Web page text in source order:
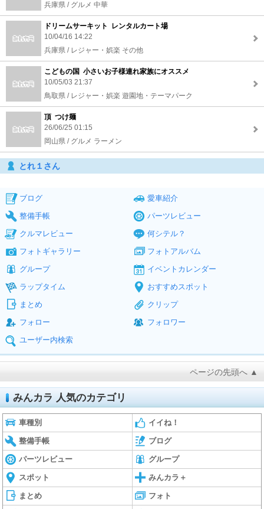
兵庫県 / グルメ 中華
ドリームサーキット レンタルカート場
10/04/16 14:22
兵庫県 / レジャー・娯楽 その他
こどもの国 小さいお子様連れ家族にオススメ
10/05/03 21:37
鳥取県 / レジャー・娯楽 遊園地・テーマパーク
頂 つけ麺
26/06/25 01:15
岡山県 / グルメ ラーメン
とれ１さん
ブログ
愛車紹介
整備手帳
パーツレビュー
クルマレビュー
何シテル？
フォトギャラリー
フォトアルバム
グループ
イベントカレンダー
ラップタイム
おすすめスポット
まとめ
クリップ
フォロー
フォロワー
ユーザー内検索
ページの先頭へ ▲
みんカラ 人気のカテゴリ
車種別 イイね！
整備手帳 ブログ
パーツレビュー グループ
スポット みんカラ＋
まとめ フォト